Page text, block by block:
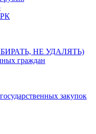
РК
НЕ УДАЛЯТЬ)
граждан
закупок